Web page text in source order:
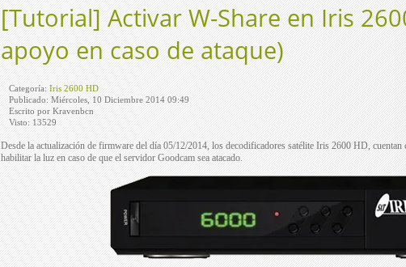
[Tutorial] Activar W-Share en Iris
apoyo en caso de ataque)
Categoría:Iris 2600 HD
Publicado: Miércoles, 10 Diciembre 2014 09:49
Escrito por Kravenbcn
Visto: 13529
Desde la actualización de firmware del día 05/12/2014, los decodificadores satélite Iris 2600 HD, cuentan
habilitar la luz en caso de que el servidor Goodcam sea atacado.